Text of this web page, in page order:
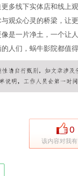
多线下实体店和线上
观众心灵的桥梁，让
是一片净土，一个让
人们，蜗牛影院都值
0
该内容对我